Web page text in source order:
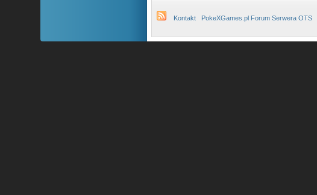
Kontakt PokeXGames.pl Forum Serwera OTS